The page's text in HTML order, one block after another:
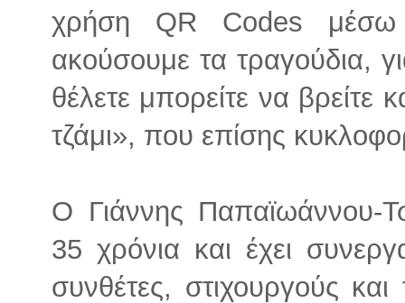
χρήση QR Codes
ακούσουμε τα τραγούδια,
θέλετε μπορείτε να
τζάμι», που επίσης
Ο Γιάννης Παπαϊωάννου-
35 χρόνια και έχει
συνθέτες, στιχουργούς